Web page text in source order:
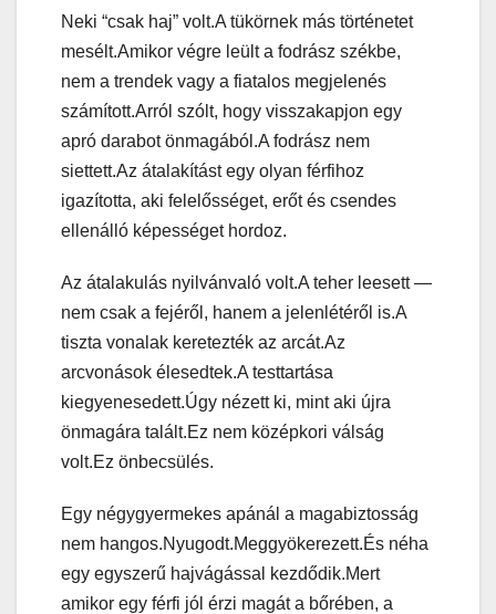
Neki “csak haj” volt.A tükörnek más történetet
mesélt.Amikor végre leült a fodrász székbe,
nem a trendek vagy a fiatalos megjelenés
számított.Arról szólt, hogy visszakapjon egy
apró darabot önmagából.A fodrász nem
siettett.Az átalakítást egy olyan férfihoz
igazította, aki felelősséget, erőt és csendes
ellenálló képességet hordoz.
Az átalakulás nyilvánvaló volt.A teher leesett —
nem csak a fejéről, hanem a jelenlétéről is.A
tiszta vonalak keretezték az arcát.Az
arcvonások élesedtek.A testtartása
kiegyenesedett.Úgy nézett ki, mint aki újra
önmagára talált.Ez nem középkori válság
volt.Ez önbecsülés.
Egy négygyermekes apánál a magabiztosság
nem hangos.Nyugodt.Meggyökerezett.És néha
egy egyszerű hajvágással kezdődik.Mert
amikor egy férfi jól érzi magát a bőrében, a